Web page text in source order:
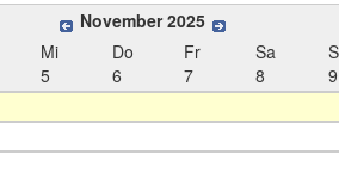
November 2025
Mi
5
Do
6
Fr
7
Sa
8
9